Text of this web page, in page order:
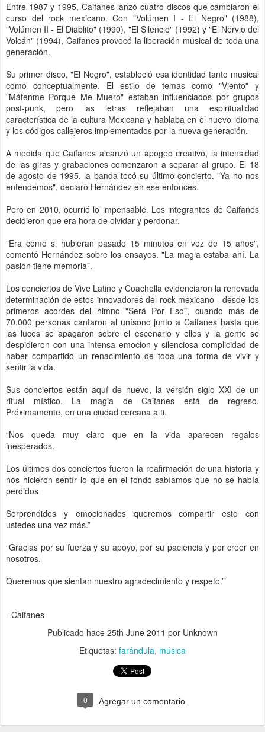
Entre 1987 y 1995, Caifanes lanzó cuatro discos que cambiaron el
curso del rock mexicano. Con "Volúmen I - El Negro" (1988),
"Volúmen II - El Diablito" (1990), "El Silencio" (1992) y "El Nervio del
Volcán" (1994), Caifanes provocó la liberación musical de toda una
generación.
Su primer disco, "El Negro", estableció esa identidad tanto musical
como conceptualmente. El estilo de temas como "Viento" y
"Mátenme Porque Me Muero" estaban influenciados por grupos
post-punk, pero las letras reflejaban una espiritualidad
característica de la cultura Mexicana y hablaba en el nuevo idioma
y los códigos callejeros implementados por la nueva generación.
A medida que Caifanes alcanzó un apogeo creativo, la intensidad
de las giras y grabaciones comenzaron a separar al grupo. El 18
de agosto de 1995, la banda tocó su último concierto. "Ya no nos
entendemos", declaró Hernández en ese entonces.
Pero en 2010, ocurrió lo impensable. Los integrantes de Caifanes
decidieron que era hora de olvidar y perdonar.
"Era como si hubieran pasado 15 minutos en vez de 15 años",
comentó Hernández sobre los ensayos. "La magia estaba ahí. La
pasión tiene memoria".
Los conciertos de Vive Latino y Coachella evidenciaron la renovada
determinación de estos innovadores del rock mexicano - desde los
primeros acordes del himno "Será Por Eso", cuando más de
70.000 personas cantaron al unísono junto a Caifanes hasta que
las luces se apagaron sobre el escenario y ellos y la gente se
despidieron con una intensa emocion y silenciosa complicidad de
haber compartido un renacimiento de toda una forma de vivir y
sentir la vida.
Sus conciertos están aquí de nuevo, la versión siglo XXI de un
ritual místico. La magia de Caifanes está de regreso.
Próximamente, en una ciudad cercana a ti.
“Nos queda muy claro que en la vida aparecen regalos
inesperados.
Los últimos dos conciertos fueron la reafirmación de una historia y
nos hicieron sentír lo que en el fondo sabíamos que no se había
perdidos
Sorprendidos y emocionados queremos compartir esto con
ustedes una vez más.”
“Gracias por su fuerza y su apoyo, por su paciencia y por creer en
nosotros.
Queremos que sientan nuestro agradecimiento y respeto.”
- Caifanes
Publicado hace 25th June 2011 por Unknown
Etiquetas: farándula música
0 Agregar un comentario